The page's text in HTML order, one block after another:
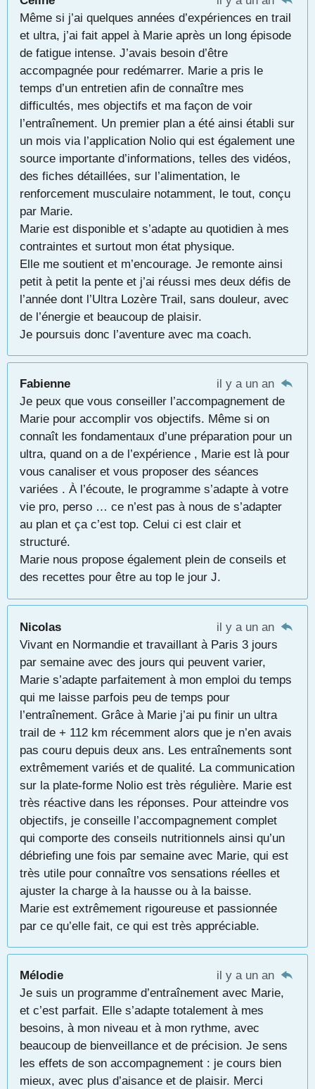
Même si j’ai quelques années d’expériences en trail
et ultra, j’ai fait appel à Marie après un long épisode
de fatigue intense. J’avais besoin d’être
accompagnée pour redémarrer. Marie a pris le
temps d’un entretien afin de connaître mes
difficultés, mes objectifs et ma façon de voir
l’entraînement. Un premier plan a été ainsi établi sur
un mois via l’application Nolio qui est également une
source importante d’informations, telles des vidéos,
des fiches détaillées, sur l’alimentation, le
renforcement musculaire notamment, le tout, conçu
par Marie.
Marie est disponible et s’adapte au quotidien à mes
contraintes et surtout mon état physique.
Elle me soutient et m’encourage. Je remonte ainsi
petit à petit la pente et j’ai réussi mes deux défis de
l’année dont l’Ultra Lozère Trail, sans douleur, avec
de l’énergie et beaucoup de plaisir.
Je poursuis donc l’aventure avec ma coach.
Fabienne
il y a un an
Je peux que vous conseiller l’accompagnement de
Marie pour accomplir vos objectifs. Même si on
connaît les fondamentaux d’une préparation pour un
ultra, quand on a de l’expérience , Marie est là pour
vous canaliser et vous proposer des séances
variées . À l’écoute, le programme s’adapte à votre
vie pro, perso … ce n’est pas à nous de s’adapter
au plan et ça c’est top. Celui ci est clair et
structuré.
Marie nous propose également plein de conseils et
des recettes pour être au top le jour J.
Nicolas
il y a un an
Vivant en Normandie et travaillant à Paris 3 jours
par semaine avec des jours qui peuvent varier,
Marie s’adapte parfaitement à mon emploi du temps
qui me laisse parfois peu de temps pour
l’entraînement. Grâce à Marie j’ai pu finir un ultra
trail de + 112 km récemment alors que je n’en avais
pas couru depuis deux ans. Les entraînements sont
extrêmement variés et de qualité. La communication
sur la plate-forme Nolio est très régulière. Marie est
très réactive dans les réponses. Pour atteindre vos
objectifs, je conseille l’accompagnement complet
qui comporte des conseils nutritionnels ainsi qu’un
débriefing une fois par semaine avec Marie, qui est
très utile pour connaître vos sensations réelles et
ajuster la charge à la hausse ou à la baisse.
Marie est extrêmement rigoureuse et passionnée
par ce qu’elle fait, ce qui est très appréciable.
Mélodie
il y a un an
Je suis un programme d’entraînement avec Marie,
et c’est parfait. Elle s’adapte totalement à mes
besoins, à mon niveau et à mon rythme, avec
beaucoup de bienveillance et de précision. Je sens
les effets de son accompagnement : je cours bien
mieux, avec plus d’aisance et de plaisir. Merci